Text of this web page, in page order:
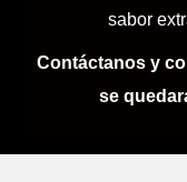
sabor
Contáctanos y
se